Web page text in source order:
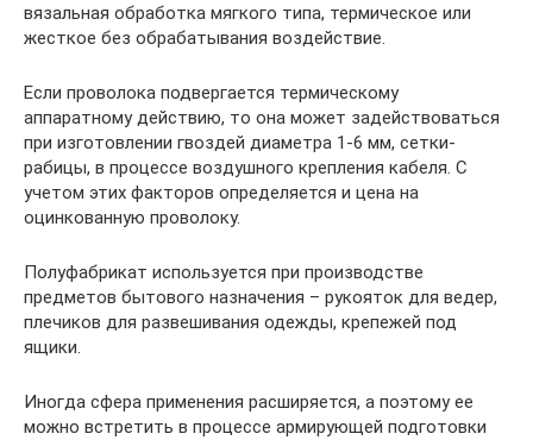
вязальная обработка мягкого типа, термическое или
жесткое без обрабатывания воздействие.
Если проволока подвергается термическому
аппаратному действию, то она может задействоваться
при изготовлении гвоздей диаметра 1-6 мм, сетки-
рабицы, в процессе воздушного крепления кабеля. С
учетом этих факторов определяется и цена на
оцинкованную проволоку.
Полуфабрикат используется при производстве
предметов бытового назначения – рукояток для ведер,
плечиков для развешивания одежды, крепежей под
ящики.
Иногда сфера применения расширяется, а поэтому ее
можно встретить в процессе армирующей подготовки